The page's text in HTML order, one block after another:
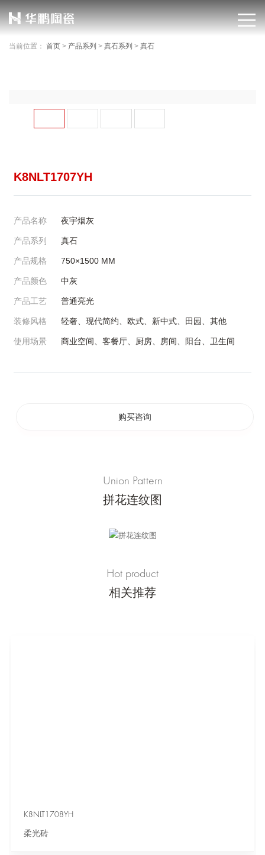
当前位置： 首页 > 产品系列 > 真石系列 > 真石
K8NLT1707YH
产品名称 夜宇烟灰
产品系列 真石
产品规格 750×1500 MM
产品颜色 中灰
产品工艺 普通亮光
装修风格 轻奢、现代简约、欧式、新中式、田园、其他
使用场景 商业空间、客餐厅、厨房、房间、阳台、卫生间
购买咨询
Union Pattern
拼花连纹图
Hot product
相关推荐
K8NLT1708YH
柔光砖